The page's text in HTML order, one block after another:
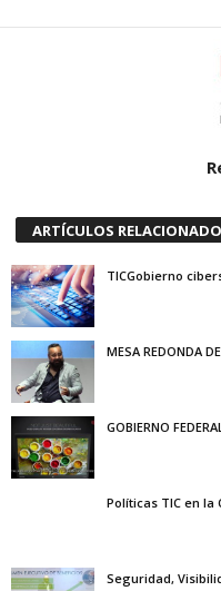
ARTÍCULOS
TICGobierno
MESA REDONDA
GOBIERNO
Políticas TIC en la
Seguridad,